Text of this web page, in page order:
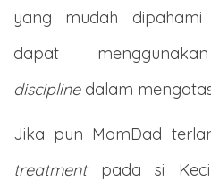
yang mudah
dapat
disciplinedalam
Jika pun MomDad
treatmentpada si